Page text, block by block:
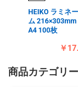
HEIKO ラミネ
ム
A4 100枚
￥
商品カテゴリー